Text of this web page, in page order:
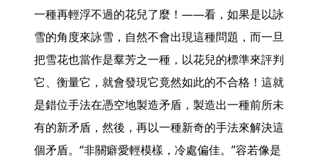
一種再輕浮不過的花兒了麼！——看，如果是以詠
雪的角度來詠雪，自然不會出現這種問題，而一旦
把雪花也當作是羣芳之一種，以花兒的標準來評判
它、衡量它，就會發現它竟然如此的不合格！這就
是錯位手法在憑空地製造矛盾，製造出一種前所未
有的新矛盾，然後，再以一種新奇的手法來解決這
個矛盾。“非關癖愛輕模樣，冷處偏佳。”容若像是